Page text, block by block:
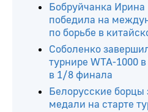
Бобруйчанка Ирина
победила на
по борьбе в
Соболенко
турнире WTA-1000
в 1/8 финала
Белорусские борцы
медали на старте